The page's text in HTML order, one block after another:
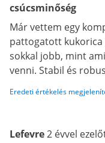
csúcsminőség
Már vettem egy
pattogatott kukorica
sokkal jobb, mint
venni. Stabil és
Eredeti értékelés
Lefevre2 évvel